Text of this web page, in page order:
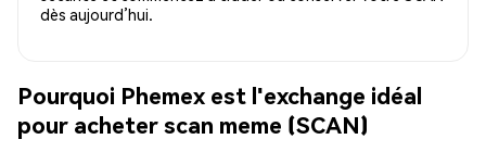
dès aujourd’hui.
Pourquoi Phemex est l'exchange idéal
pour acheter scan meme (SCAN)